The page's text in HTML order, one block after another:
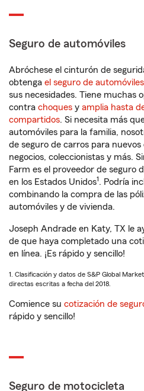
Seguro de automóviles
Abróchese el cinturón de
obtenga el seguro de automóviles
sus necesidades. Tiene muchas
contra choques y amplia hasta
compartidos. Si necesita más
automóviles para la familia,
de seguro de carros para
negocios, coleccionistas y más.
Farm es el proveedor de seguro
en los Estados Unidos1. Podría
combinando la compra de las
automóviles y de vivienda.
Joseph Andrade en Katy, TX le
de que haya completado una
en línea. ¡Es rápido y sencillo!
1. Clasificación y datos de S&P Global
directas escritas a fecha del 2018.
Comience su cotización de
rápido y sencillo!
Seguro de motocicleta